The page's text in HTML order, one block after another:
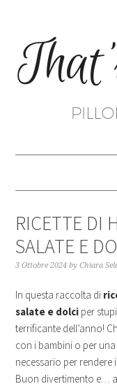
RICETTE DI
SALATE E
3 Ottobre 2024 byChiara
In questa raccolta di
salate e dolci per
terrificante dell’anno!
con i bambini o per
necessario per
Buon divertimento e…